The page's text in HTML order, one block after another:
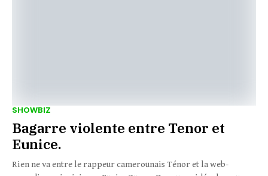
SHOWBIZ
Bagarre violente entre Tenor et
Eunice.
Rien ne va entre le rappeur camerounais Ténor et la web-